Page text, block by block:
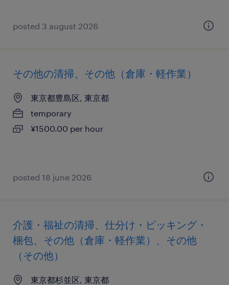
posted 3 august 2026
その他の清掃、その他（倉庫・軽作業）
東京都豊島区, 東京都
temporary
¥1500.00 per hour
posted 18 june 2026
介護・福祉の清掃、仕分け・ピッキング・
梱包、その他（倉庫・軽作業）、その他
（その他）
東京都杉並区, 東京都